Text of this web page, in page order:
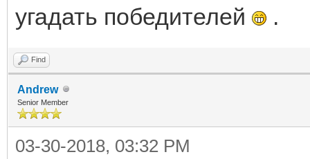
угадать победителей
.
Find
Andrew
Senior Member
03-30-2018, 03:32 PM